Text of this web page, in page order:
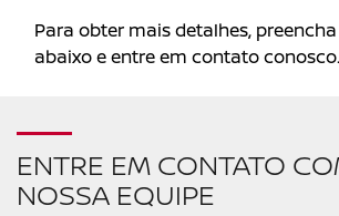
Para obter mais detalhes,
abaixo e entre em contato conosco.
ENTRE EM CONTATO
NOSSA EQUIPE